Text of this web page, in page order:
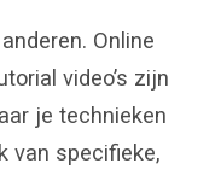
Online
video’s zijn
je technieken
van specifieke,